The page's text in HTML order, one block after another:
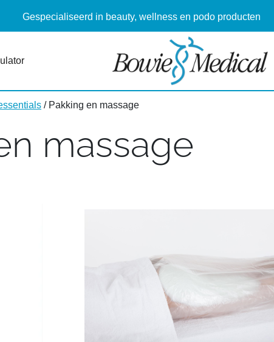
Gespecialiseerd in beauty, wellness en podo producten
/ Pakking en massage
massage